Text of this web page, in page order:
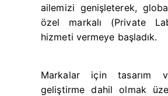
ailemizi genişleterek,
özel markalı (Private
hizmeti vermeye başladık.
Markalar için tasarım
geliştirme dahil olmak